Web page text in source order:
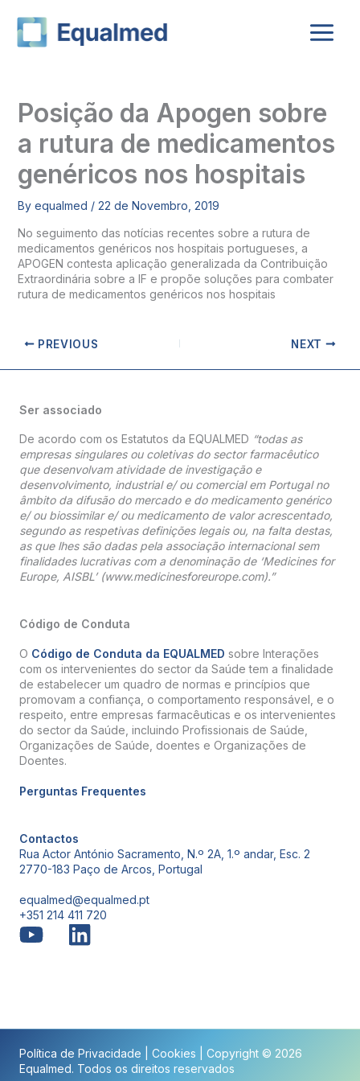
content
Posição da Apogen sobre
a rutura de medicamentos
genéricos nos hospitais
By equalmed / 22 de Novembro, 2019
No seguimento das notícias recentes sobre a rutura de
medicamentos genéricos nos hospitais portugueses, a
APOGEN contesta aplicação generalizada da Contribuição
Extraordinária sobre a IF e propõe soluções para combater
rutura de medicamentos genéricos nos hospitais
PREVIOUS NEXT
Ser associado
De acordo com os Estatutos da EQUALMED “todas as
empresas singulares ou coletivas do sector farmacêutico
que desenvolvam atividade de investigação e
desenvolvimento, industrial e/ ou comercial em Portugal no
âmbito da difusão do mercado e do medicamento genérico
e/ ou biossimilar e/ ou medicamento de valor acrescentado,
segundo as respetivas definições legais ou, na falta destas,
as que lhes são dadas pela associação internacional sem
finalidades lucrativas com a denominação de ‘Medicines for
Europe, AISBL’ (www.medicinesforeurope.com).”
Código de Conduta
O Código de Conduta da EQUALMED sobre Interações
com os intervenientes do sector da Saúde tem a finalidade
de estabelecer um quadro de normas e princípios que
promovam a confiança, o comportamento responsável, e o
respeito, entre empresas farmacêuticas e os intervenientes
do sector da Saúde, incluindo Profissionais de Saúde,
Organizações de Saúde, doentes e Organizações de
Doentes.
Perguntas Frequentes
Contactos
Rua Actor António Sacramento, N.º 2A, 1.º andar, Esc. 2
2770-183 Paço de Arcos, Portugal
equalmed@equalmed.pt
+351 214 411 720
Política de Privacidade Cookies | Copyright © 2026
Equalmed. Todos os direitos reservados